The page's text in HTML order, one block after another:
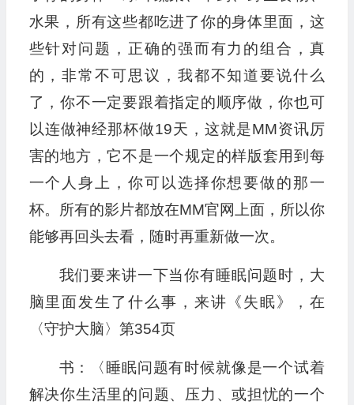
水果，所有这些都吃进了你的身体里面，这
些针对问题，正确的强而有力的组合，真
的，非常不可思议，我都不知道要说什么
了，你不一定要跟着指定的顺序做，你也可
以连做神经那杯做19天，这就是MM资讯厉
害的地方，它不是一个规定的样版套用到每
一个人身上，你可以选择你想要做的那一
杯。所有的影片都放在MM官网上面，所以你
能够再回头去看，随时再重新做一次。
我们要来讲一下当你有睡眠问题时，大
脑里面发生了什么事，来讲《失眠》，在
〈守护大脑〉第354页
书：〈睡眠问题有时候就像是一个试着
解决你生活里的问题、压力、或担忧的一个